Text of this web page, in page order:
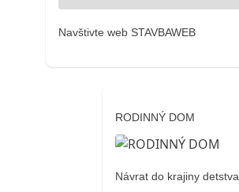
Navštivte web STAVBAWEB
RODINNÝ DOM
Návrat do krajiny detstva